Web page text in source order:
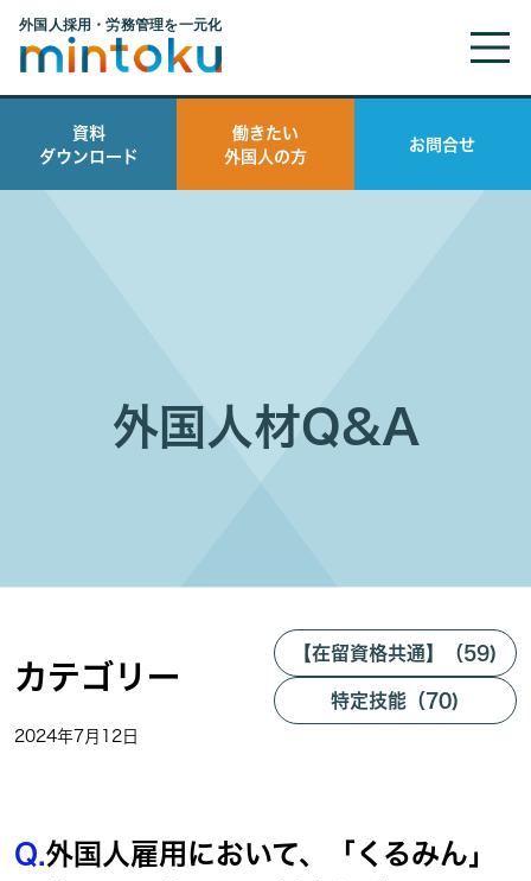
資料
ダウンロード
働きたい
外国人の方
お問合せ
外国人材Q&A
カテゴリー
【在留資格共通】（59)
特定技能（70)
2024年7月12日
Q.外国人雇用において、「くるみん」